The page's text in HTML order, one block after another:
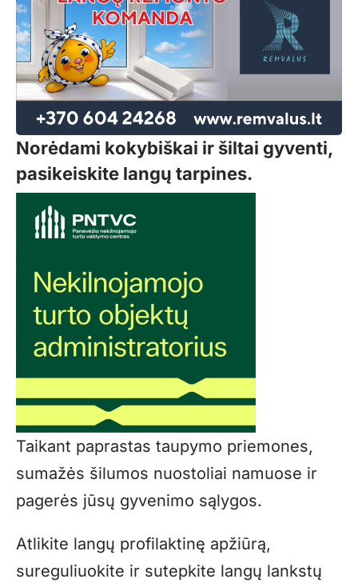
Norėdami kokybiškai ir šiltai gyventi,
pasikeiskite langų tarpines.
Taikant paprastas taupymo priemones,
sumažės šilumos nuostoliai namuose ir
pagerės jūsų gyvenimo sąlygos.
Atlikite langų profilaktinę apžiūrą,
sureguliuokite ir sutepkite langų lankstų